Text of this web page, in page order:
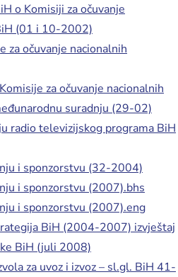
o Komisiji za očuvanje
(01 i 10-2002)
za očuvanje nacionalnih
za očuvanje nacionalnih
suradnju (29-02)
radio televizijskog programa BiH
i sponzorstvu (32-2004)
i sponzorstvu (2007).bhs
i sponzorstvu (2007).eng
BiH (2004-2007) izvještaj
BiH (juli 2008)
za uvoz i izvoz – sl.gl. BiH 41-